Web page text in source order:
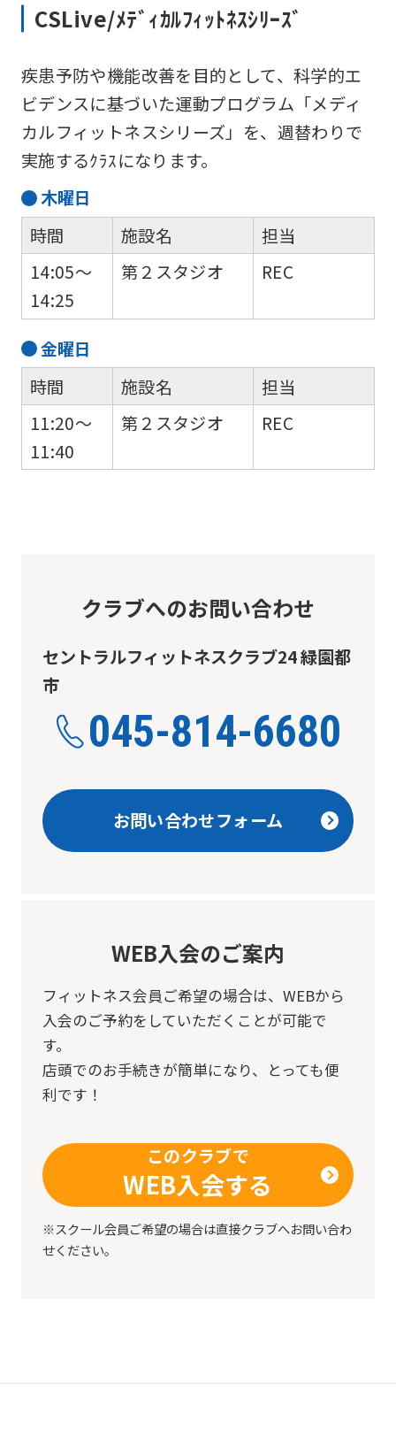
CSLive/ﾒﾃﾞｨｶﾙﾌｨｯﾄﾈｽｼﾘｰｽﾞ
疾患予防や機能改善を目的として、科学的エ
ビデンスに基づいた運動プログラム「メディ
カルフィットネスシリーズ」を、週替わりで
実施するｸﾗｽになります。
木曜日
時間
14:05～
14:25
施設名
第２スタジオ
担当
REC
金曜日
時間
11:20～
11:40
施設名
第２スタジオ
担当
REC
クラブへのお問い合わせ
セントラルフィットネスクラブ24 緑園都
市
045-814-6680
お問い合わせフォーム
WEB入会のご案内
フィットネス会員ご希望の場合は、 WEBから
入会のご予約をしていただくことが可能で
す。
店頭でのお手続きが簡単になり、とっても便
利です！
このクラブで
WEB入会する
※スクール会員ご希望の場合は直接クラブへお問い合わ
せください。
page.
However,
if
you
use
an
automatic
the
version
this
website
will
may
be
accurate
translation.
may
differ
original
content.
We
ask
you
understand
this
before
using